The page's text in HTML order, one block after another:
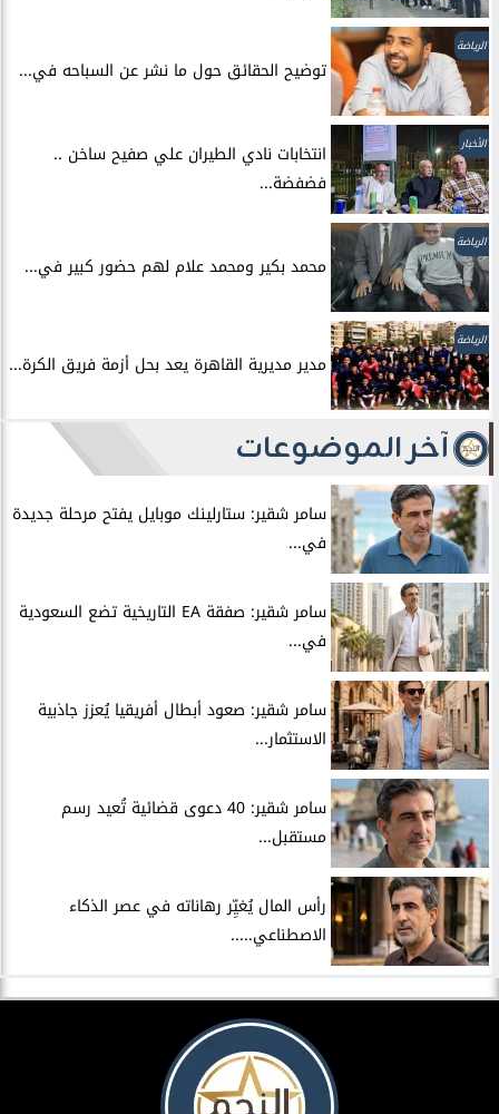
الرياضة
توضيح الحقائق حول ما نشر عن السباحه في...
الأخبار
انتخابات نادي الطيران علي صفيح ساخن ..
فضفضة...
الرياضة
محمد بكير ومحمد علام لهم حضور كبير في...
الرياضة
مدير مديرية القاهرة يعد بحل أزمة فريق الكرة...
آخر الموضوعات
سامر شقير: ستارلينك موبايل يفتح مرحلة جديدة
في...
سامر شقير: صفقة EA التاريخية تضع السعودية
في...
سامر شقير: صعود أبطال أفريقيا يُعزز جاذبية
الاستثمار...
سامر شقير: 40 دعوى قضائية تُعيد رسم
مستقبل...
رأس المال يُغيِّر رهاناته في عصر الذكاء
الاصطناعي.....